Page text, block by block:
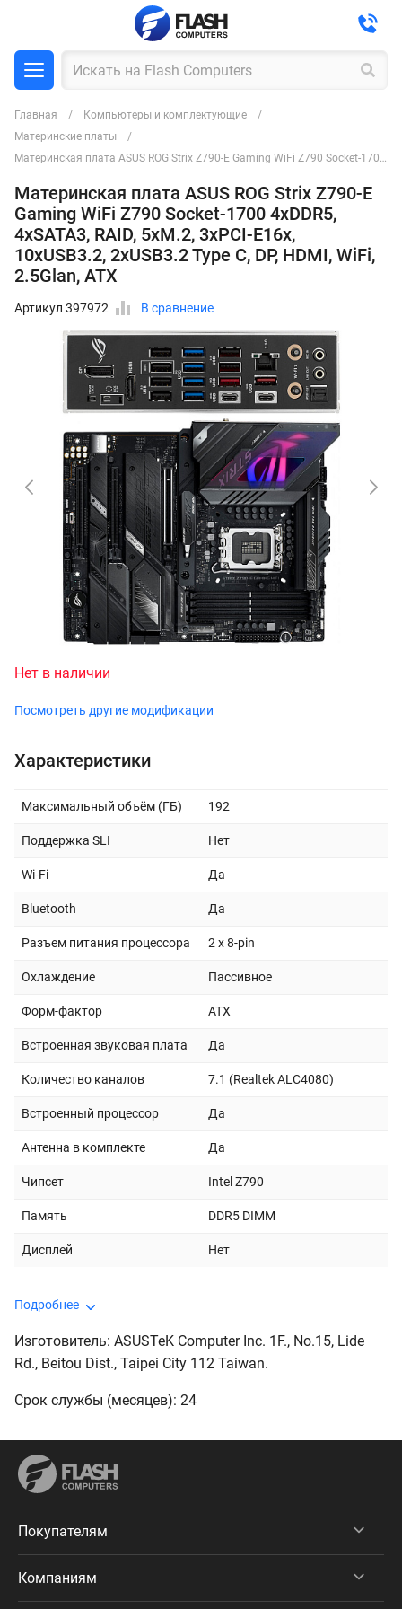
Главная
Компьютеры и комплектующие
Материнские платы
Материнская плата ASUS ROG Strix Z790-E Gaming WiFi Z790 Socket-1700 4xDDR5, 4xSATA3, RAID, 5xM.2, 3xPCI-E16x, 10xUSB3.2, 2xUSB3.2 Type C, DP, HDMI, WiFi, 2.5Glan, ATX
Материнская плата ASUS ROG Strix Z790-E
Gaming WiFi Z790 Socket-1700 4xDDR5,
4xSATA3, RAID, 5xM.2, 3xPCI-E16x,
10xUSB3.2, 2xUSB3.2 Type C, DP, HDMI, WiFi,
2.5Glan, ATX
Артикул 397972 В сравнение
Нет в наличии
Посмотреть другие модификации
Характеристики
Максимальный объём (ГБ) 192
Поддержка SLI Нет
Wi-Fi Да
Bluetooth Да
Разъем питания процессора 2 x 8-pin
Охлаждение Пассивное
Форм-фактор ATX
Встроенная звуковая плата Да
Количество каналов 7.1 (Realtek ALC4080)
Встроенный процессор Да
Антенна в комплекте Да
Чипсет Intel Z790
Память DDR5 DIMM
Дисплей Нет
Подробнее
Изготовитель: ASUSTeK Computer Inc. 1F., No.15, Lide
Rd., Beitou Dist., Taipei City 112 Taiwan.
Срок службы (месяцев): 24
Покупателям
Компаниям